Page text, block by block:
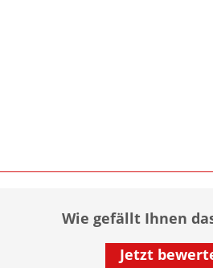
Wie gefällt Ihnen
Jetzt